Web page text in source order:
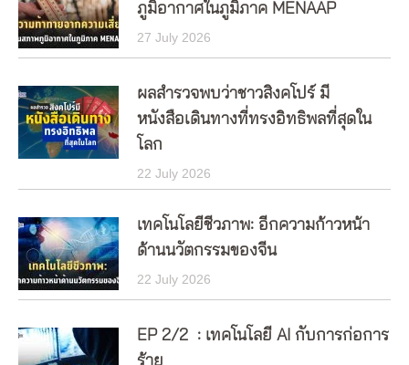
ภูมิอากาศในภูมิภาค MENAAP
27 July 2026
ผลสำรวจพบว่าชาวสิงคโปร์ มี
หนังสือเดินทางที่ทรงอิทธิพลที่สุดใน
โลก
22 July 2026
เทคโนโลยีชีวภาพ: อีกความก้าวหน้า
ด้านนวัตกรรมของจีน
22 July 2026
EP 2/2 : เทคโนโลยี AI กับการก่อการ
ร้าย